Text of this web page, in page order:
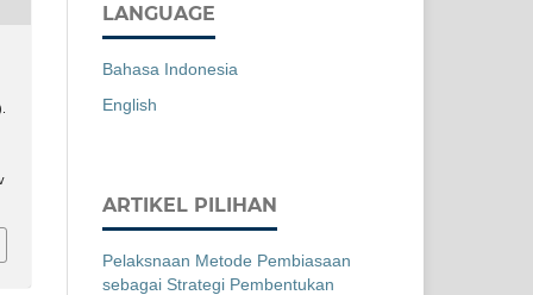
LANGUAGE
Bahasa Indonesia
English
ARTIKEL PILIHAN
Pelaksnaan Metode Pembiasaan
sebagai Strategi Pembentukan